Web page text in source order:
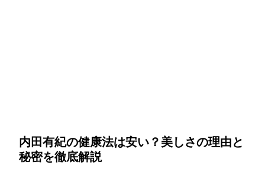
内田有紀の健康法は安い？美しさの理由と
秘密を徹底解説